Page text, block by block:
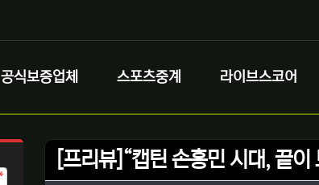
공식보증업체 스포츠중계 라이브스코어
[프리뷰]“캡틴 손흥민 시대, 끝